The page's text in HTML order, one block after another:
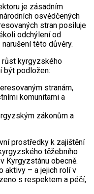
je zásadním
osvědčených
stran posiluje
odchýlení od
této důvěry.
růst kyrgyzského
být podložen:
stranám,
komunitami a
zákonům a
prostředky k zajištění
těžebního
Kyrgyzstánu obecně.
aktivy – a jejich rolí v
s respektem a péčí,